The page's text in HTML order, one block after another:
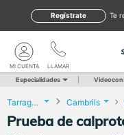
te
Regístrate
LLAMAR
MI CUENTA
Especialidades
Tarragona Cambrils
Prueba de